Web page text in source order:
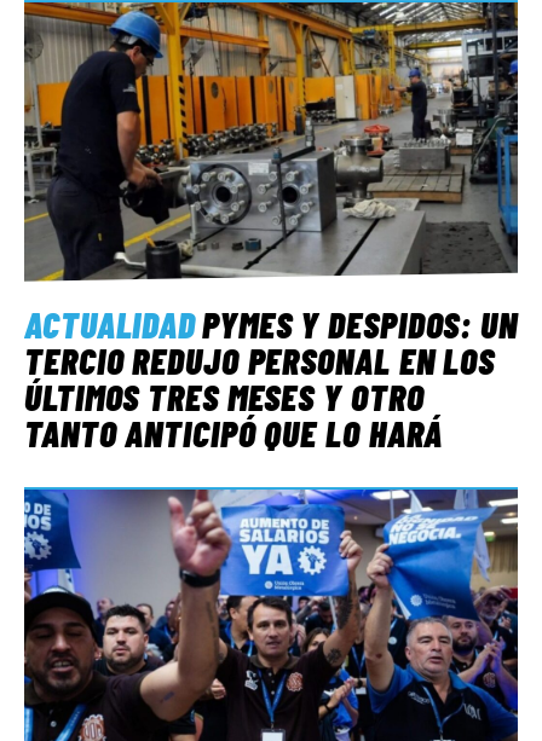
ACTUALIDADPYMES Y DESPIDOS: UN
TERCIO REDUJO PERSONAL EN LOS
ÚLTIMOS TRES MESES Y OTRO
TANTO ANTICIPÓ QUE LO HARÁ